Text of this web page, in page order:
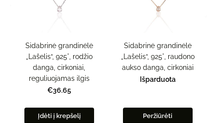
Sidabrinė grandinėlė
„Lašelis“, 925°, rodžio
danga, cirkoniai,
reguliuojamas ilgis
€36.65
Įdėti į krepšelį
Sidabrinė grandinėlė
„Lašelis“, 925°, raudono
aukso danga, cirkoniai
Išparduota
Peržiūrėti